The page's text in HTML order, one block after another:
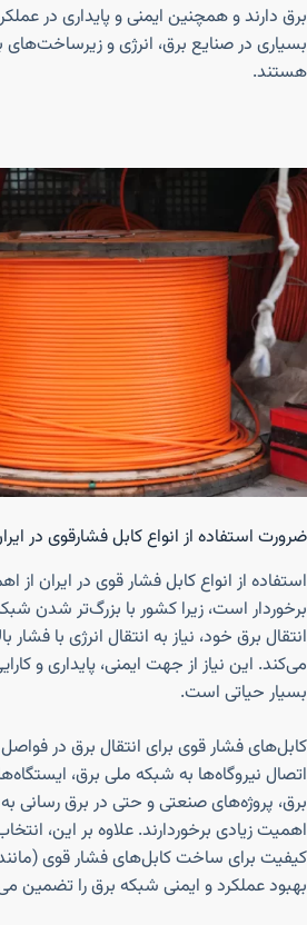
برق دارند و همچنین ایمنی و پایداری در
بسیاری در صنایع برق، انرژی و
هستند.
ضرورت استفاده از انواع کابل فشارقوی در
استفاده از انواع کابل فشار قوی در ایران از
برخوردار است، زیرا کشور با بزرگ‌تر شدن
انتقال برق خود، نیاز به انتقال انرژی با فشار
می‌کند. این نیاز از جهت ایمنی، پایداری و
بسیار حیاتی است.
کابل‌های فشار قوی برای انتقال برق در
اتصال نیروگاه‌ها به شبکه ملی برق،
برق، پروژه‌های صنعتی و حتی در برق رسانی به
اهمیت زیادی برخوردارند. علاوه بر این،
بهبود عملکرد و ایمنی شبکه برق را تضمین